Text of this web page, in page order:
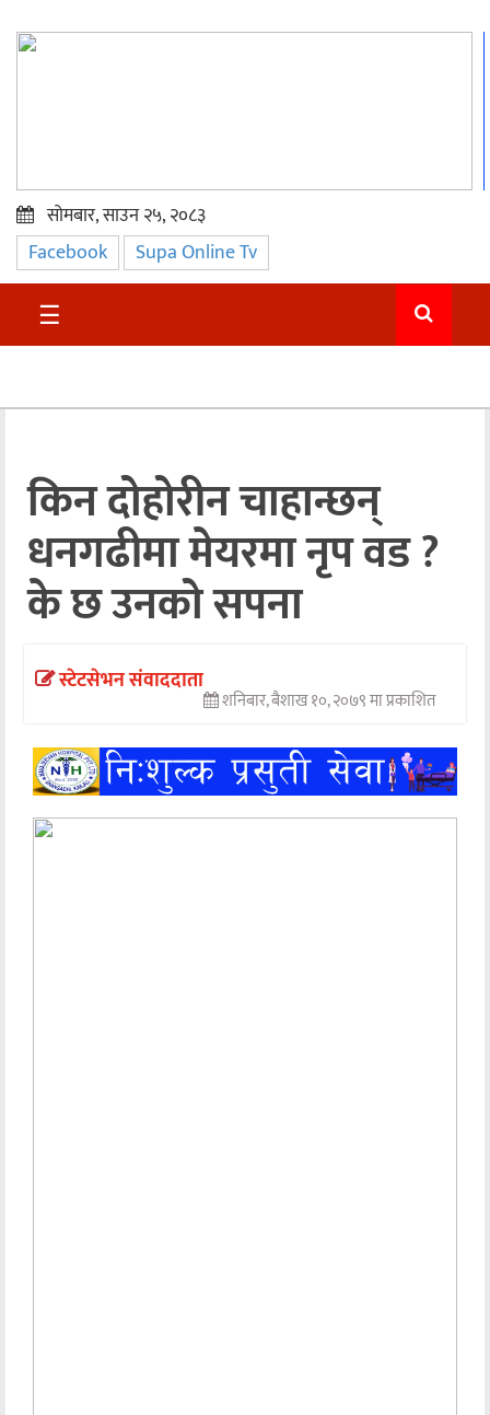
प्रमुख
समाचार
सुदुर
अन्तराष्ट्रिय
अन्तर्वार्ता
अर्थ
खेलकुद
मनोरञ्जन
सोमबार, साउन २५, २०८३
Facebook Supa Online Tv
☰
किन दोहोरीन चाहान्छन्
धनगढीमा मेयरमा नृप वड ?
के छ उनको सपना
स्टेटसेभन संवाददाता
शनिबार, बैशाख १०, २०७९ मा प्रकाशित